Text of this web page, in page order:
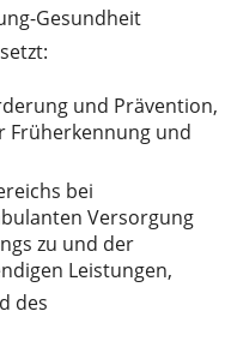
Gesundheit
und Prävention,
Früherkennung und
bei
Versorgung
zu und der
Leistungen,
des